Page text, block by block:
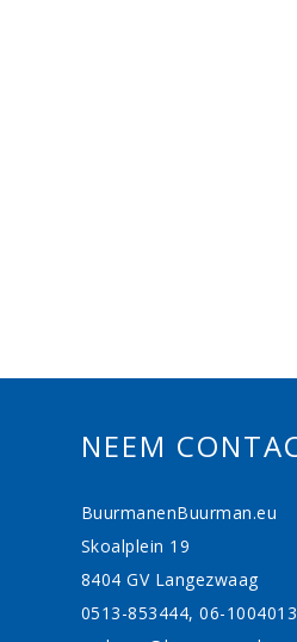
NEEM
BuurmanenBuurman.eu
Skoalplein 19
8404 GV Langezwaag
0513-853444, 06-